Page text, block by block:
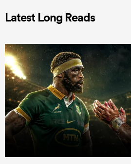
Latest Long Reads